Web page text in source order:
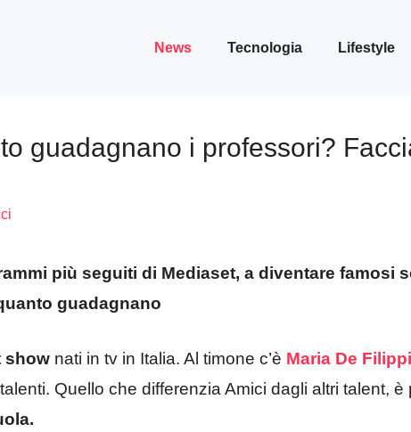
News Tecnologia Lifestyle
guadagnano i professori?
più seguiti di Mediaset, a diventare famosi
guadagnano
show nati in tv in Italia. Al timone c’è Maria De Filippi
Quello che differenzia Amici dagli altri talent, è